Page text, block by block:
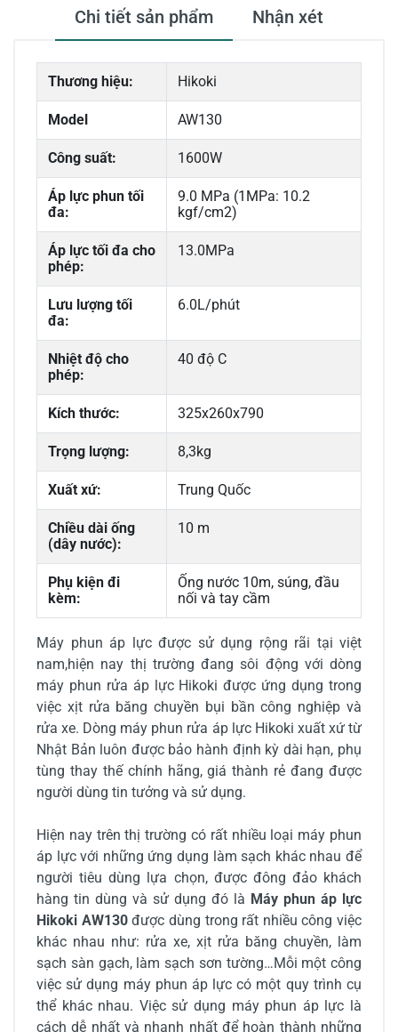
Chi tiết sản phẩm Nhận xét
Thương hiệu: Hikoki
Model AW130
Công suất: 1600W
Áp lực phun tối
đa:
9.0 MPa (1MPa: 10.2
kgf/cm2)
Áp lực tối đa cho
phép:
13.0MPa
Lưu lượng tối
đa:
6.0L/phút
Nhiệt độ cho
phép:
40 độ C
Kích thước: 325x260x790
Trọng lượng: 8,3kg
Xuất xứ: Trung Quốc
Chiều dài ống
(dây nước):
10 m
Phụ kiện đi
kèm:
Ống nước 10m, súng, đầu
nối và tay cầm
Máy phun áp lực được sử dụng rộng rãi tại việt
nam,hiện nay thị trường đang sôi động với dòng
máy phun rửa áp lực Hikoki được ứng dụng trong
việc xịt rửa băng chuyền bụi bần công nghiệp và
rửa xe. Dòng máy phun rửa áp lực Hikoki xuất xứ từ
Nhật Bản luôn được bảo hành định kỳ dài hạn, phụ
tùng thay thế chính hãng, giá thành rẻ đang được
người dùng tin tưởng và sử dụng.
Hiện nay trên thị trường có rất nhiều loại máy phun
áp lực với những ứng dụng làm sạch khác nhau để
người tiêu dùng lựa chọn, được đông đảo khách
hàng tin dùng và sử dụng đó là Máy phun áp lực
Hikoki AW130được dùng trong rất nhiều công việc
khác nhau như: rửa xe, xịt rửa băng chuyền, làm
sạch sàn gạch, làm sạch sơn tường…Mỗi một công
việc sử dụng máy phun áp lực có một quy trình cụ
thể khác nhau. Việc sử dụng máy phun áp lực là
cách dễ nhất và nhanh nhất để hoàn thành những